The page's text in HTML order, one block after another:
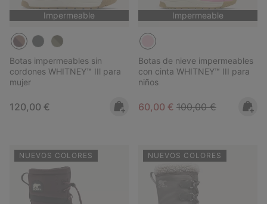
Impermeable
Botas impermeables sin
cordones WHITNEY™ IIl para
mujer
Regular price:
120,00 €
Impermeable
Botas de nieve impermeables
con cinta WHITNEY™ III para
niños
Sale price:
60,00 € Regular price:
100,00 €
NUEVOS COLORES NUEVOS COLORES